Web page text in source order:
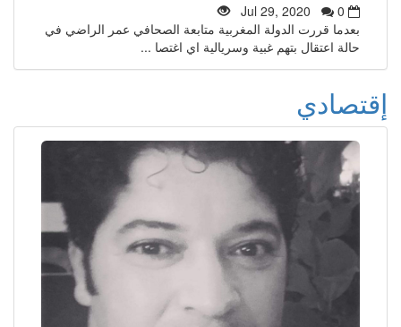
Jul 29, 2020
0
بعدما قررت الدولة المغربية متابعة الصحافي عمر الراضي في
حالة اعتقال بتهم غبية وسريالية اي اغتصا ...
إقتصادي